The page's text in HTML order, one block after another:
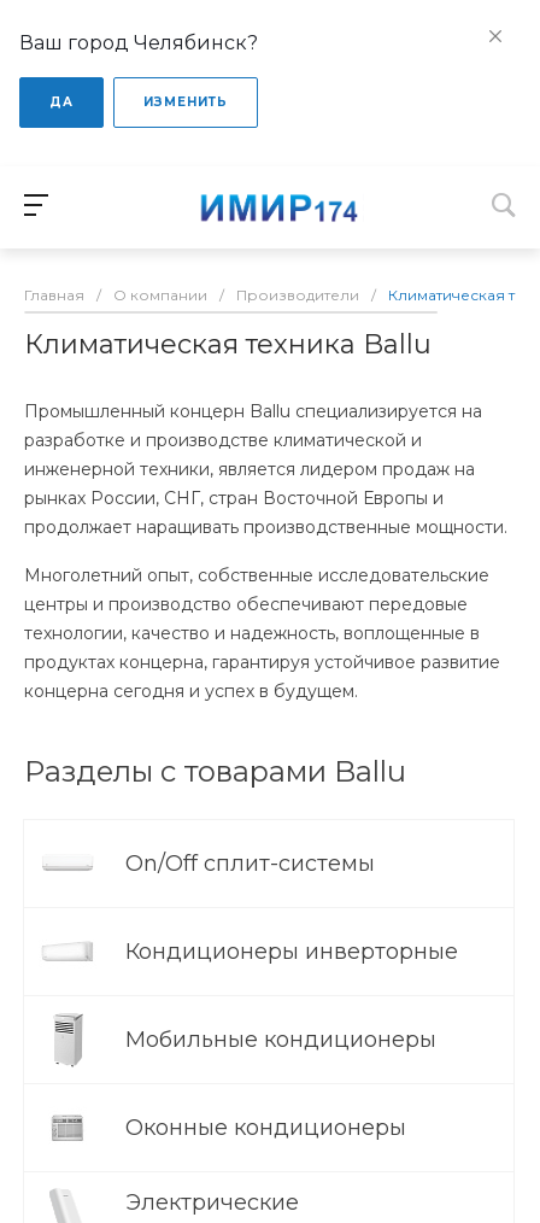
Ваш город Челябинск?
ДА ИЗМЕНИТЬ
Главная / О компании / Производители / Климатическая
Климатическая техника Ballu
Промышленный концерн Ballu специализируется на
разработке и производстве климатической и
инженерной техники, является лидером продаж на
рынках России, СНГ, стран Восточной Европы и
продолжает наращивать производственные мощности.
Многолетний опыт, собственные исследовательские
центры и производство обеспечивают передовые
технологии, качество и надежность, воплощенные в
продуктах концерна, гарантируя устойчивое развитие
концерна сегодня и успех в будущем.
Разделы с товарами Ballu
On/Off сплит-системы
Кондиционеры инверторные
Мобильные кондиционеры
Оконные кондиционеры
Электрические